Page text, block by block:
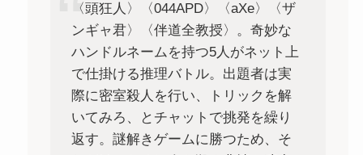
〈頭狂人〉〈044APD〉〈aXe〉〈ザ
ンギャ君〉〈伴道全教授〉。奇妙な
ハンドルネームを持つ5人がネット上
で仕掛ける推理バトル。出題者は実
際に密室殺人を行い、トリックを解
いてみろ、とチャットで挑発を繰り
返す。謎解きゲームに勝つため、そ